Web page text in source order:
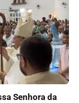
Senhora da